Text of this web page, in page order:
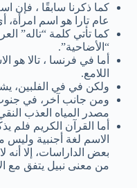
كما ذكرنا سابقًا ، فإن
عام تارا هو اسم
كما تأتي كلمة “تاله”
“الأضاحية”.
أما في فرنسا ، تالا هو
اللامع.
ولكن في في الفلبين،
ومن جانب آخر، في جنوب
مصدر المياه العذب
أما القرآن الكريم فلم
الاسم لغة أجنبية وليس
بعض الداراسات، إلا أنه
من معنى نبيل يتفق مع